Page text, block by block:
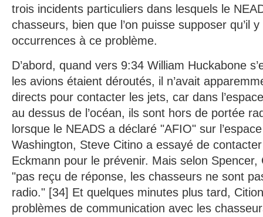
trois incidents particuliers dans lesquels le
chasseurs, bien que l’on puisse supposer qu’il y
occurrences à ce problème.
D’abord, quand vers 9:34 William Huckabone
les avions étaient déroutés, il n’avait
directs pour contacter les jets, car dans
au dessus de l’océan, ils sont hors de portée
lorsque le NEADS a déclaré "AFIO" sur
Washington, Steve Citino a essayé de
Eckmann pour le prévenir. Mais selon Spencer,
"pas reçu de réponse, les chasseurs ne sont
radio." [34] Et quelques minutes plus tard,
problèmes de communication avec les